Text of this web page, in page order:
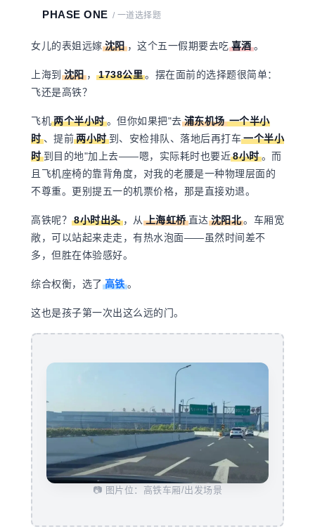
PHASE ONE / 一道选择题
女儿的表姐远嫁 沈阳，这个五一假期要去吃 喜酒。
上海到 沈阳， 1738公里。摆在面前的选择题很简单：
飞还是高铁？
飞机两个半小时。但你如果把"去 浦东机场 一个半小
时、提前两小时到、安检排队、落地后再打车一个半小
时到目的地"加上去——嗯，实际耗时也要近8小时。而
且飞机座椅的靠背角度，对我的老腰是一种物理层面的
不尊重。更别提五一的机票价格，那是直接劝退。
高铁呢？ 8小时出头，从 上海虹桥直达 沈阳北。车厢宽
敞，可以站起来走走，有热水泡面——虽然时间差不
多，但胜在体验感好。
综合权衡， 选了 高铁。
这也是孩子第一次出这么远的门。
📷 图片位：高铁车厢/出发场景